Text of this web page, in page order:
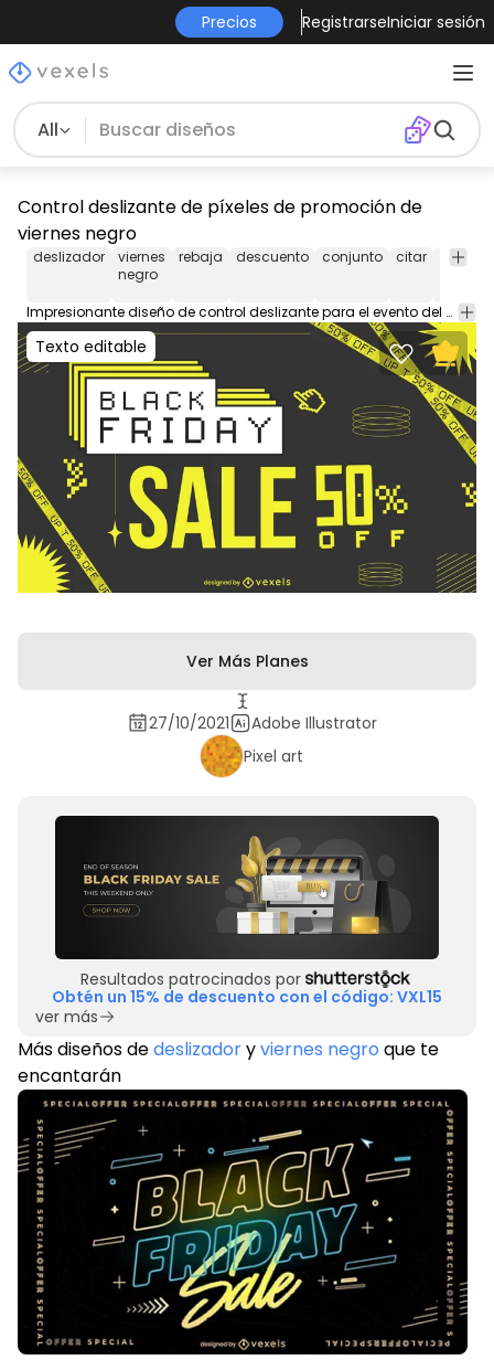
Precios RegistrarseIniciar sesión
All
Control deslizante de píxeles de promoción de
viernes negro
deslizador
viernes
negro
rebaja descuento conjunto citar citas
Impresionante diseño de control deslizante para el evento del Black Friday que presenta la cita "Venta de Black Friday con 50% de descuento" con elementos retro y formas abstractas. ¡Disfrutar!
Texto editable
Ver Más Planes
27/10/2021
Adobe Illustrator
Pixel art
Resultados patrocinados por
Obtén un 15% de descuento con el código: VXL15
ver más
Más diseños dedeslizadoryviernes negro que te
encantarán